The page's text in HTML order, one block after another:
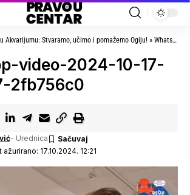
Akvarijumu: Stvaramo, učimo i pomažemo Ogiju! » WhatsApp-video-2024-10-17-u-12.19.17-2fb756c0
video-2024-10-17-
2fb756c0
17.10.2024. 12:21
- Urednica